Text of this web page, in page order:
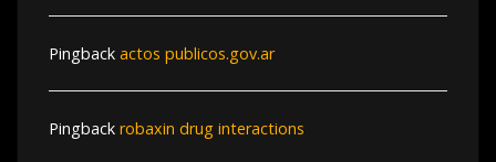
Pingback actos publicos.gov.ar
Pingback robaxin drug interactions